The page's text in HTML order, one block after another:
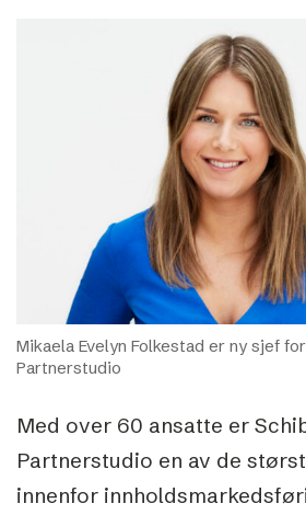
Mikaela Evelyn Folkestad er ny sjef
Partnerstudio
Med over 60 ansatte er
Partnerstudio en av de
innenfor